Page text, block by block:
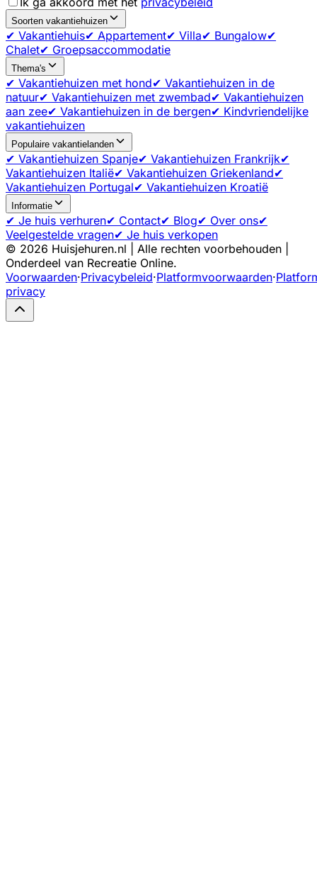
Soorten vakantiehuizen
✔ Vakantiehuis✔ Appartement✔ Villa✔ Bungalow✔
Chalet✔ Groepsaccommodatie
Thema's
✔ Vakantiehuizen met hond✔ Vakantiehuizen in de
natuur✔ Vakantiehuizen met zwembad✔ Vakantiehuizen
aan zee✔ Vakantiehuizen in de bergen✔ Kindvriendelijke
vakantiehuizen
Populaire vakantielanden
✔ Vakantiehuizen Spanje✔ Vakantiehuizen Frankrijk✔
Vakantiehuizen Italië✔ Vakantiehuizen Griekenland✔
Vakantiehuizen Portugal✔ Vakantiehuizen Kroatië
Informatie
✔ Je huis verhuren✔ Contact✔ Blog✔ Over ons✔
Veelgestelde vragen✔ Je huis verkopen
© 2026 Huisjehuren.nl | Alle rechten voorbehouden |
Onderdeel van Recreatie Online.
Voorwaarden·Privacybeleid·Platformvoorwaarden·
privacy